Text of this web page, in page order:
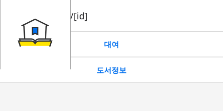
book/rent/[id]
대여
도서정보